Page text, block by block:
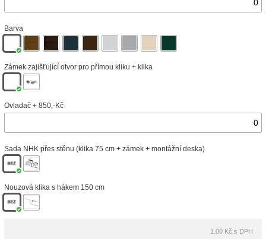
Barva
Zámek zajišťující otvor pro přímou kliku + klika
Ovladač + 850,-Kč
Sada NHK přes stěnu (klika 75 cm + zámek + montážní deska)
Nouzová klika s hákem 150 cm
1.00 Kč s DPH